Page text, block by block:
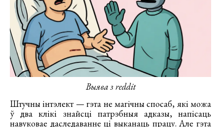
Выява з reddit
Штучны інтэлект — гэта не магічны спосаб, які можа
ў два клікі знайсці патрэбныя адказы, напісаць
навуковае даследаванне ці выканаць працу. Але гэта